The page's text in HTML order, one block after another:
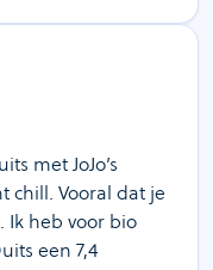
met JoJo’s
chill. Vooral dat je
Ik heb voor bio
een 7,4